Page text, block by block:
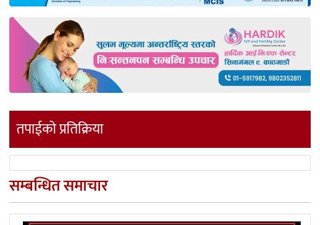
तपाईको प्रतिक्रिया
सम्बन्धित समाचार